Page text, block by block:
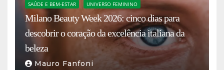
SAÚDE E BEM-ESTAR UNIVERSO FEMININO
Milano Beauty Week 2026: cinco dias para
descobrir o coração da excelência italiana da
beleza
Mauro Fanfoni